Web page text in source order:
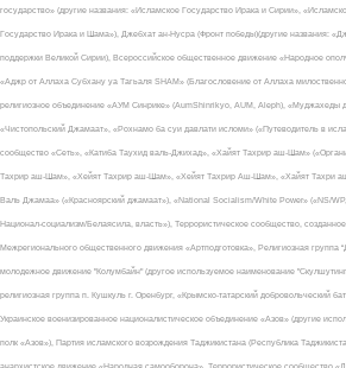
государство» (другие названия: «Исламское Государство Ирака и Сирии»,
Государство Ирака и Шама»), Джебхат ан-Нусра (Фронт победы)(другие названия:
поддержки Великой Сирии), Всероссийское общественное движение «Народное
«Аджр от Аллаха Субхану уа Тагьаля SHAM» (Благословение от Аллаха
религиозное объединение «АУМ Синрике» (AumShinrikyo, AUM, Aleph), «Муджахеды
«Чистопольский Джамаат», «Рохнамо ба суи давлати исломи» («Путеводитель в
сообщество «Сеть», «Катиба Таухид валь-Джихад», «Хайят Тахрир аш-Шам»
Тахрир аш-Шам», «Хейят Тахрир аш-Шам», «Хейят Тахрир Аш-Шам», «Хайят Тахри
Валь Джамаа» («Красноярский джамаат»), «National Socialism/White Power» («NS/
Национал-социализм/Белаясила, власть»), Террористическое сообщество,
Межрегионального общественного движения «Артподготовка», Религиозная группа
молодежное движение "Колумбайн" (другое используемое наименование
религиозная группа п. Кушкуль г. Оренбург, «Крымско-татарский добровольческий
Украинское военизированное националистическое объединение «Азов» (другие
полк «Азов»), Партия исламского возрождения Таджикистана (Республика
анархистское движение «Народная самооборона», Террористическое сообщество